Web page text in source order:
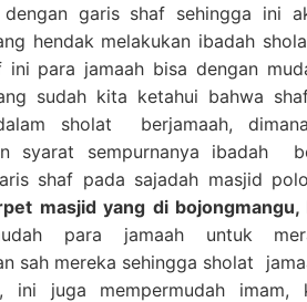
dengan garis shaf sehingga ini
hendak melakukan ibadah
ini para jamaah bisa dengan
sudah kita ketahui bahwa
sholat berjamaah,
syarat sempurnanya ibadah
shaf pada sajadah masjid
masjid yang di bojongmangu,
para jamaah untuk
sah mereka sehingga sholat
ini juga mempermudah